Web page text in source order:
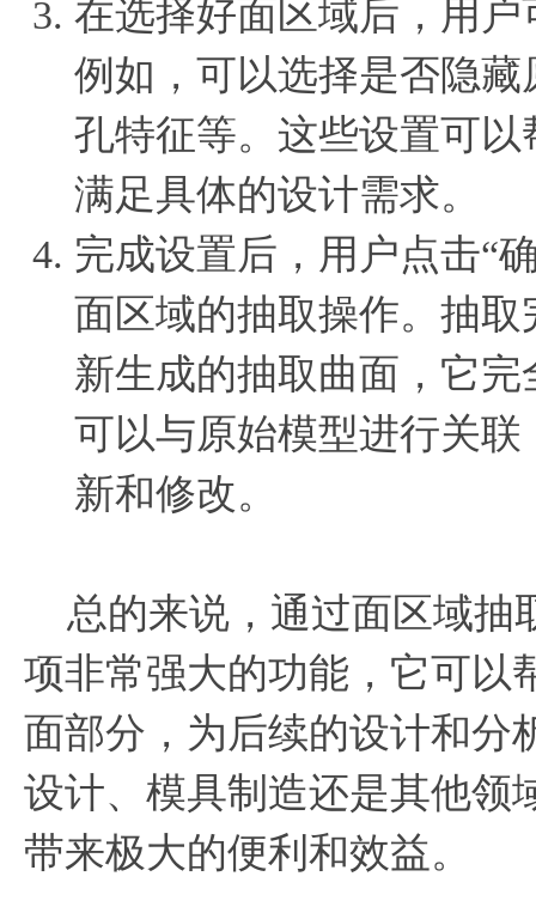
在选择好面区域后，用
例如，可以选择是否隐
孔特征等。这些设置可
满足具体的设计需求。
完成设置后，用户点击“
面区域的抽取操作。抽
新生成的抽取曲面，它
可以与原始模型进行关
新和修改。
总的来说，通过面区域抽
项非常强大的功能，它可以
面部分，为后续的设计和分
设计、模具制造还是其他领
带来极大的便利和效益。